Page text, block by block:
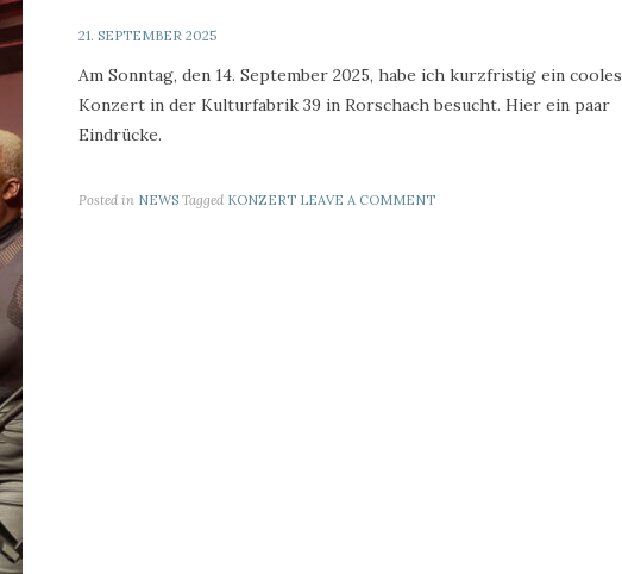
21. SEPTEMBER 2025
Am Sonntag, den 14. September 2025, habe ich kurzfristig ein cooles
Konzert in der Kulturfabrik 39 in Rorschach besucht. Hier ein paar
Eindrücke.
Posted in NEWS Tagged KONZERT LEAVE A COMMENT